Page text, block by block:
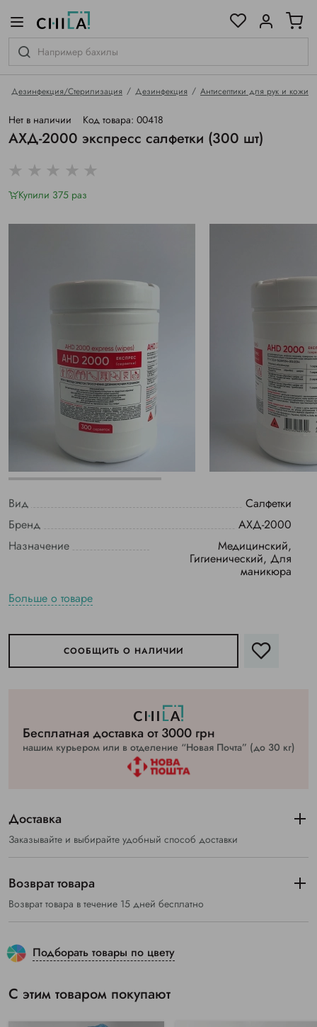
Дезинфекция/Стерилизация Дезинфекция Антисептики для рук и кожи
Нет в наличии Код товара: 00418
АХД-2000 экспресс салфетки (300 шт)
Купили 375 раз
Вид
Салфетки
Бренд
АХД-2000
Назначение
Медицинский,
Гигиенический, Для
маникюра
Больше о товаре
СООБЩИТЬ О НАЛИЧИИ
Бесплатная доставка от 3000 грн
нашим курьером или в отделение “Новая Почта” (до 30 кг)
Доставка
Заказывайте и выбирайте удобный способ доставки
Возврат товара
Возврат товара в течение 15 дней бесплатно
Подборать товары по цвету
С этим товаром покупают
гамме